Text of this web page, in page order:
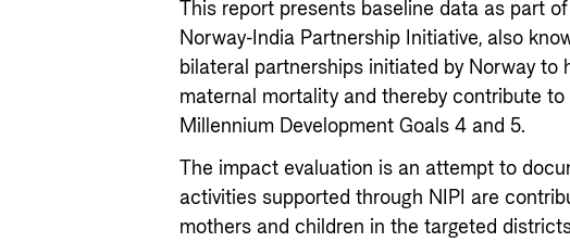
This report presents baseline data as part
Norway-India Partnership Initiative, also
bilateral partnerships initiated by Norway to
maternal mortality and thereby contribute
Millennium Development Goals 4 and 5.
The impact evaluation is an attempt to
activities supported through NIPI are
mothers and children in the targeted